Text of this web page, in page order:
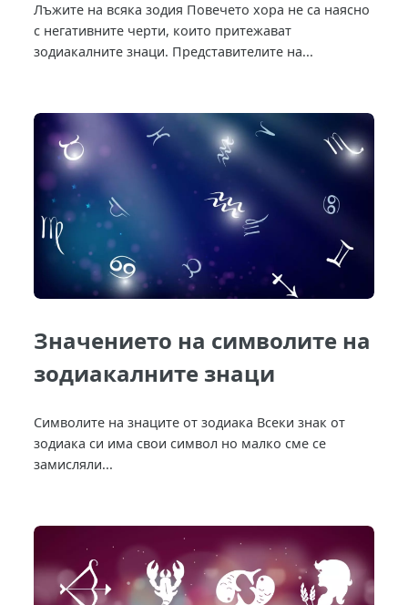
Лъжите на всяка зодия Повечето хора не са наясно
с негативните черти, които притежават
зодиакалните знаци. Представителите на...
Значението на символите на
зодиакалните знаци
Символите на знаците от зодиака Всеки знак от
зодиака си има свои символ но малко сме се
замисляли...